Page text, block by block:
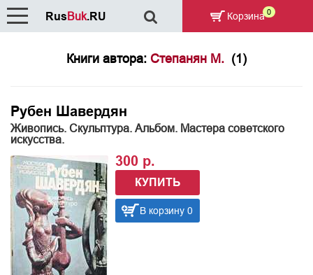
Книги автора: Степанян М. (1)
Рубен Шавердян
Живопись. Скульптура. Альбом. Мастера советского
искусства.
300 р.
КУПИТЬ
В корзину 0
RusBuk.RU Корзина 0